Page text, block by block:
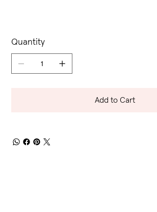
Quantity
Add to Cart